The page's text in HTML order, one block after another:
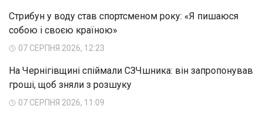
Стрибун у воду став спортсменом року: «Я пишаюся
собою і своєю країною»
07 СЕРПНЯ 2026, 12:23
На Чернігівщині спіймали СЗЧшника: він запропонував
гроші, щоб зняли з розшуку
07 СЕРПНЯ 2026, 11:09